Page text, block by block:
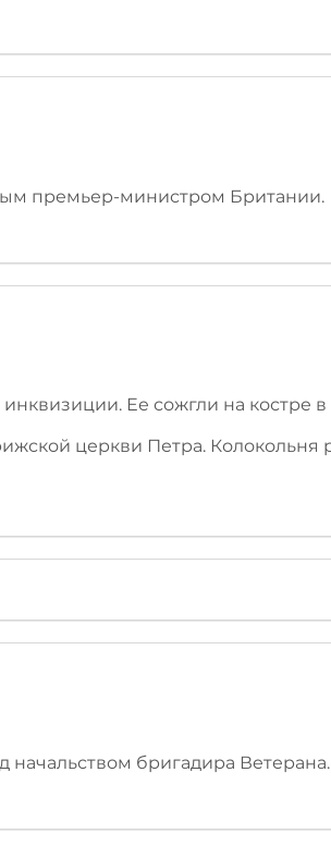
премьер-министром Британии.
Ее сожгли на костре
церкви Петра.
начальством бригадира Ветерана.